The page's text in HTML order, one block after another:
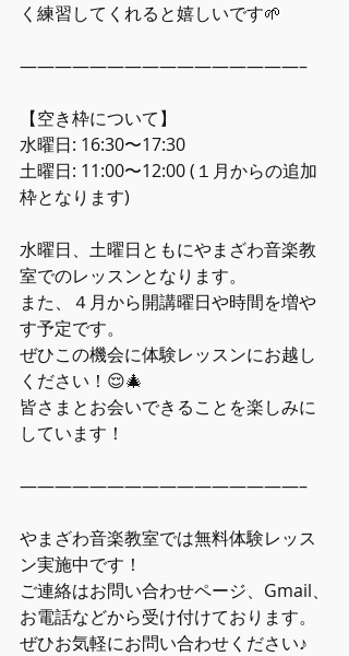
く練習してくれると嬉しいです🌱
――――――――――――――――–
【空き枠について】
水曜日: 16:30〜17:30
土曜日: 11:00〜12:00 (１月からの追加
枠となります)
水曜日、土曜日ともにやまざわ音楽教
室でのレッスンとなります。
また、４月から開講曜日や時間を増や
す予定です。
ぜひこの機会に体験レッスンにお越し
ください！😌🎄
皆さまとお会いできることを楽しみに
しています！
――――――――――――――――–
やまざわ音楽教室では無料体験レッス
ン実施中です！
ご連絡はお問い合わせページ、Gmail、
お電話などから受け付けております。
ぜひお気軽にお問い合わせください♪